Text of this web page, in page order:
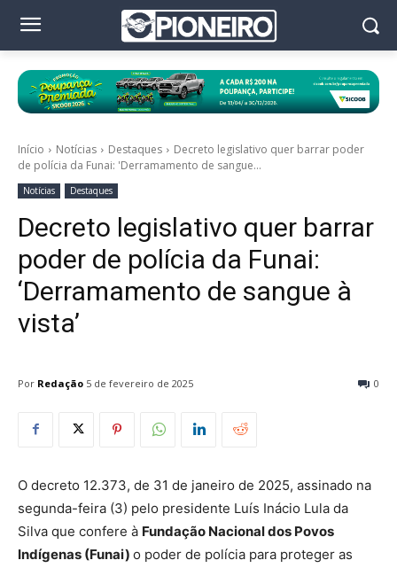
Início Notícias Destaques
Decreto legislativo quer barrar poder
de polícia da Funai: 'Derramamento de sangue...
Notícias Destaques
Decreto legislativo quer barrar
poder de polícia da Funai:
‘Derramamento de sangue à
vista’
Por Redação 0
5 de fevereiro de 2025
O decreto 12.373, de 31 de janeiro de 2025, assinado na
segunda-feira (3) pelo presidente Luís Inácio Lula da
Silva que confere à Fundação Nacional dos Povos
Indígenas (Funai) o poder de polícia para proteger as